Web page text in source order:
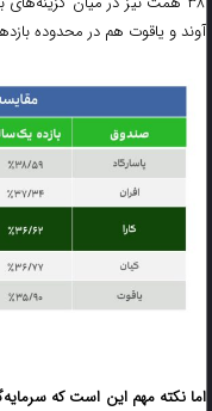
آوند و یاقوت هم در محدوده بازدهی ۳۵ تا ۳۷ درصد دیده
اما نکته مهم این است که